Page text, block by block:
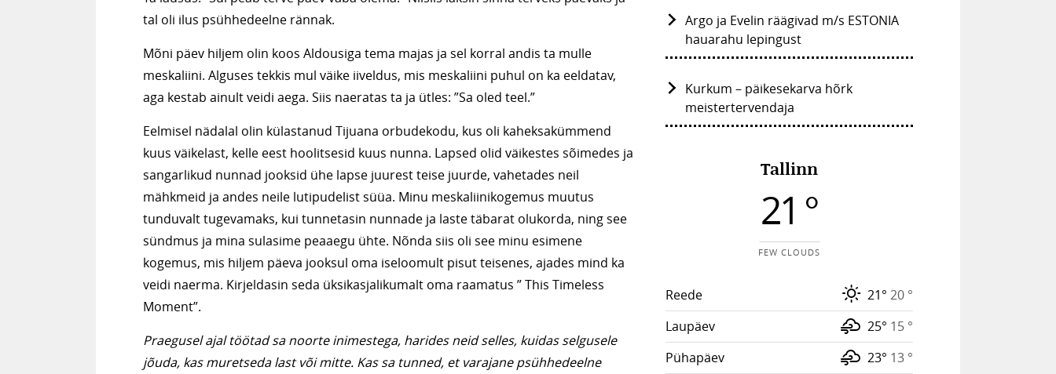
tal oli ilus psühhedeelne rännak.
Mõni päev hiljem olin koos Aldousiga tema majas ja sel korral andis ta mulle
meskaliini. Alguses tekkis mul väike iiveldus, mis meskaliini puhul on ka eeldatav,
aga kestab ainult veidi aega. Siis naeratas ta ja ütles: ”Sa oled teel.”
Eelmisel nädalal olin külastanud Tijuana orbudekodu, kus oli kaheksakümmend
kuus väikelast, kelle eest hoolitsesid kuus nunna. Lapsed olid väikestes sõimedes ja
sangarlikud nunnad jooksid ühe lapse juurest teise juurde, vahetades neil
mähkmeid ja andes neile lutipudelist süüa. Minu meskaliinikogemus muutus
tunduvalt tugevamaks, kui tunnetasin nunnade ja laste täbarat olukorda, ning see
sündmus ja mina sulasime peaaegu ühte. Nõnda siis oli see minu esimene
kogemus, mis hiljem päeva jooksul oma iseloomult pisut teisenes, ajades mind ka
veidi naerma. Kirjeldasin seda üksikasjalikumalt oma raamatus ” This Timeless
Moment”.
Praegusel ajal töötad sa noorte inimestega, harides neid selles, kuidas selgusele
jõuda, kas muretseda last või mitte. Kas sa tunned, et varajane psühhedeelne
Argo ja Evelin räägivad m/s ESTONIA
hauarahu lepingust
Kurkum – päikesekarva hõrk
meistertervendaja
Tallinn
21 °
FEW CLOUDS
Reede 21° 20 °
Laupäev
25° 15 °
Pühapäev
23° 13 °